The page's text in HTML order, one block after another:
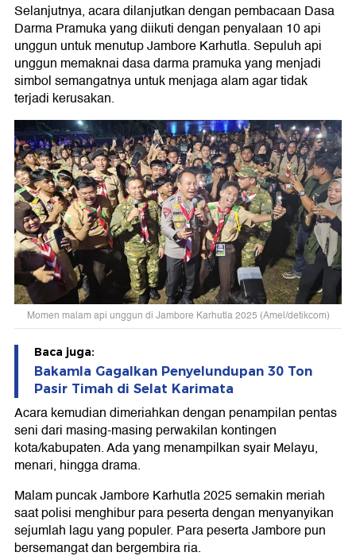
Selanjutnya, acara dilanjutkan dengan pembacaan Dasa
Darma Pramuka yang diikuti dengan penyalaan 10 api
unggun untuk menutup Jambore Karhutla. Sepuluh api
unggun memaknai dasa darma pramuka yang menjadi
simbol semangatnya untuk menjaga alam agar tidak
terjadi kerusakan.
Momen malam api unggun di Jambore Karhutla 2025 (Amel/detikcom)
Baca juga:
Bakamla Gagalkan Penyelundupan 30 Ton
Pasir Timah di Selat Karimata
Acara kemudian dimeriahkan dengan penampilan pentas
seni dari masing-masing perwakilan kontingen
kota/kabupaten. Ada yang menampilkan syair Melayu,
menari, hingga drama.
Malam puncak Jambore Karhutla 2025 semakin meriah
saat polisi menghibur para peserta dengan menyanyikan
sejumlah lagu yang populer. Para peserta Jambore pun
bersemangat dan bergembira ria.